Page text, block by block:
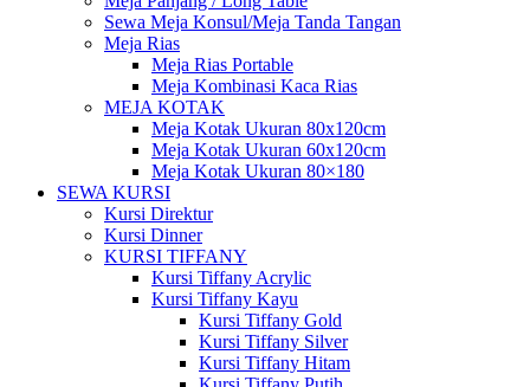
Sewa Meja Konsul/Meja Tanda Tangan
Meja Rias
Meja Rias Portable
Meja Kombinasi Kaca Rias
MEJA KOTAK
Meja Kotak Ukuran 80x120cm
Meja Kotak Ukuran 60x120cm
Meja Kotak Ukuran 80×180
SEWA KURSI
Kursi Direktur
Kursi Dinner
KURSI TIFFANY
Kursi Tiffany Acrylic
Kursi Tiffany Kayu
Kursi Tiffany Gold
Kursi Tiffany Silver
Kursi Tiffany Hitam